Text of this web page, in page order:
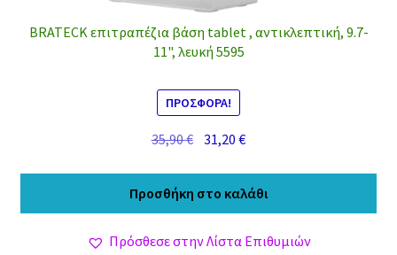
BRATECK επιτραπέζια βάση tablet , αντικλεπτική, 9.7-
11", λευκή 5595
ΠΡΟΣΦΟΡΆ!
35,90€ Original
35,90 €.
31,20€Η
είναι:
Προσθήκη στο καλάθι
Πρόσθεσε στην Λίστα Επιθυμιών